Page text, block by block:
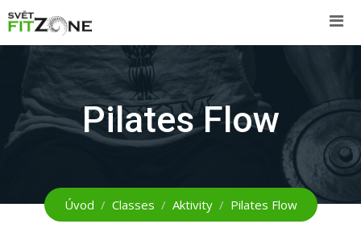
Skip
to
content
Pilates Flow
Úvod Classes Aktivity Pilates Flow